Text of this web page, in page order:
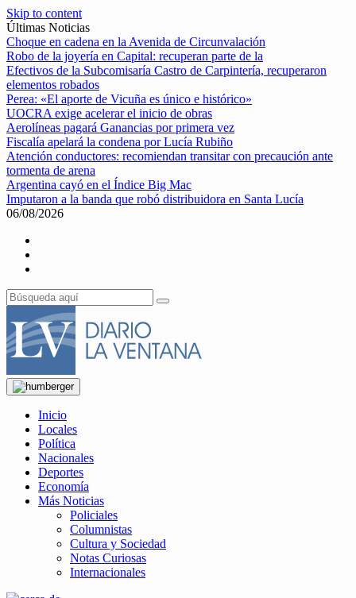
Skip to content
Últimas Noticias
Choque en cadena en la Avenida de Circunvalación
Robo de la joyería en Capital: recuperan parte de la
Efectivos de la Subcomisaría Castro de Carpintería, recuperaron
elementos robados
Perea: «El aporte de Vicuña es único e histórico»
UOCRA exige acelerar el inicio de obras
Aerolíneas pagará Ganancias por primera vez
Fiscalía apelará la condena por Lucía Rubiño
Atención conductores: recomiendan transitar con precaución ante
tormenta de arena
Argentina cayó en el Índice Big Mac
Imputaron a la banda que robó distribuidora en Santa Lucía
06/08/2026
Inicio
Locales
Política
Nacionales
Deportes
Economía
Más Noticias
Policiales
Columnistas
Cultura y Sociedad
Notas Curiosas
Internacionales